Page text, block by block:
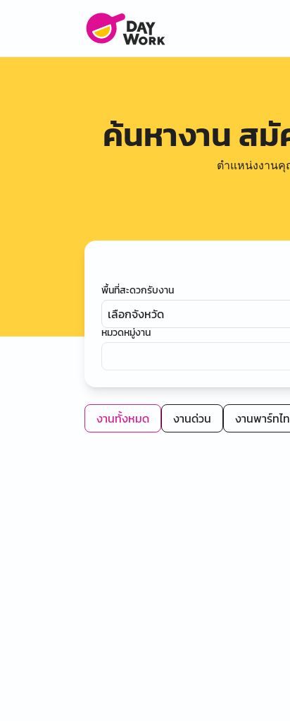
ค้นหางาน สมั
ตำแหน่งงาน
พื้นที่สะดวกรับงาน
เลือกจังหวัด
หมวดหมู่งาน
งานทั้งหมด งานด่วน งานพาร์ทไ